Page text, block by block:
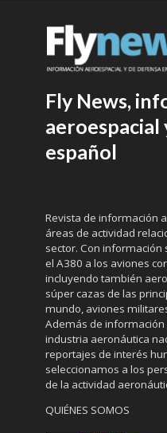
Fly News,
aeroespacial
español
Revista de información
áreas de actividad
sector. Con
el A380 a los aviones
incluyendo también
súper cazas de las
mundo, aviones
Además de
industria aeronáutica
reportajes de interés
seleccionamos a los
de la actividad
QUIÉNES SOMOS